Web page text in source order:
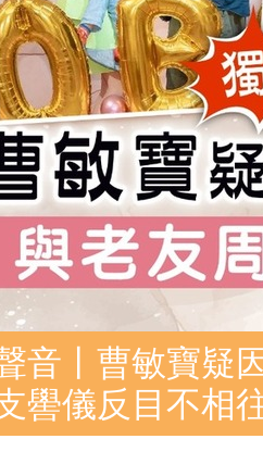
音丨曹敏寶疑
嚳儀反目不相